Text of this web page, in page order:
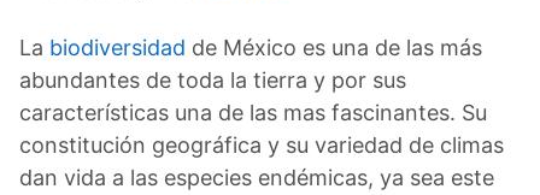
La biodiversidad de México es una de las más
abundantes de toda la tierra y por sus
características una de las mas fascinantes. Su
constitución geográfica y su variedad de climas
dan vida a las especies endémicas, ya sea este